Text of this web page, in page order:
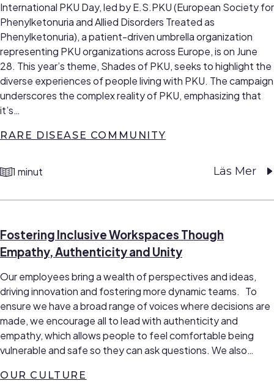
International PKU Day, led by E.S.PKU (European Society for
Phenylketonuria and Allied Disorders Treated as
Phenylketonuria), a patient-driven umbrella organization
representing PKU organizations across Europe, is on June
28. This year’s theme, Shades of PKU, seeks to highlight the
diverse experiences of people living with PKU. The campaign
underscores the complex reality of PKU, emphasizing that
it’s…
RARE DISEASE COMMUNITY
reading time
1 minut Läs Mer
Fostering Inclusive Workspaces Though
Empathy, Authenticity and Unity
Our employees bring a wealth of perspectives and ideas,
driving innovation and fostering more dynamic teams. To
ensure we have a broad range of voices where decisions are
made, we encourage all to lead with authenticity and
empathy, which allows people to feel comfortable being
vulnerable and safe so they can ask questions. We also…
OUR CULTURE